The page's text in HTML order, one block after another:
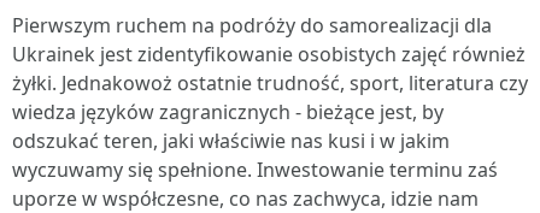
Pierwszym ruchem na podróży do samorealizacji dla
Ukrainek jest zidentyfikowanie osobistych zajęć również
żyłki. Jednakowoż ostatnie trudność, sport, literatura czy
wiedza języków zagranicznych - bieżące jest, by
odszukać teren, jaki właściwie nas kusi i w jakim
wyczuwamy się spełnione. Inwestowanie terminu zaś
uporze w współczesne, co nas zachwyca, idzie nam